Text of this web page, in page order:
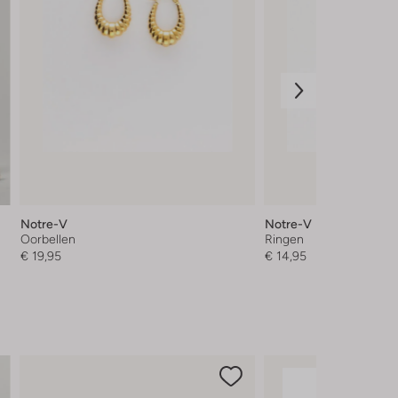
Notre-V
Oorbellen
€ 19,95
Notre-V
Ringen
€ 14,95